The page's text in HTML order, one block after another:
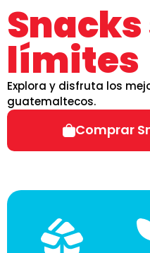
límites
Explora y disfruta los
guatemaltecos.
Comprar